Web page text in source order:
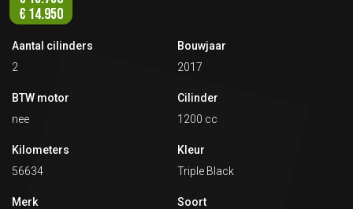
€ 14.950
Aantal cilinders
2
Bouwjaar
2017
BTW motor
nee
Cilinder
1200 cc
Kilometers
56634
Kleur
Triple Black
Merk
Soort